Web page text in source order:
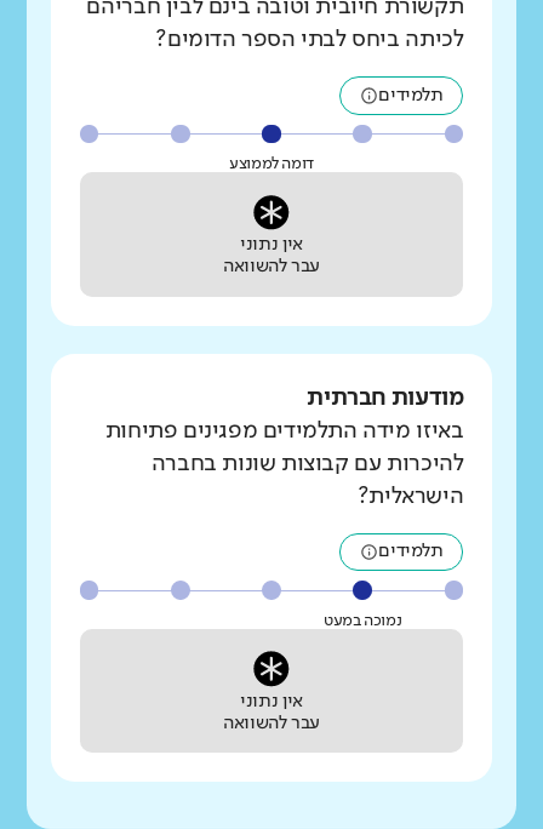
תקשורת חיובית וטובה בינם לבין חבריהם
לכיתה ביחס לבתי הספר הדומים?
תלמידים
דומה לממוצע
אין נתוני
עבר להשוואה
מודעות חברתית
באיזו מידה התלמידים מפגינים פתיחות
להיכרות עם קבוצות שונות בחברה
הישראלית?
תלמידים
נמוכה במעט
אין נתוני
עבר להשוואה